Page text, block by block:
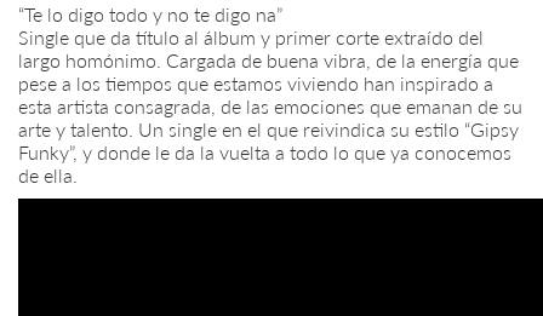
“Te lo digo todo y no te digo na”
Single que da título al álbum y primer corte extraído del
largo homónimo. Cargada de buena vibra, de la energía que
pese a los tiempos que estamos viviendo han inspirado a
esta artista consagrada, de las emociones que emanan de su
arte y talento. Un single en el que reivindica su estilo “Gipsy
Funky”, y donde le da la vuelta a todo lo que ya conocemos
de ella.